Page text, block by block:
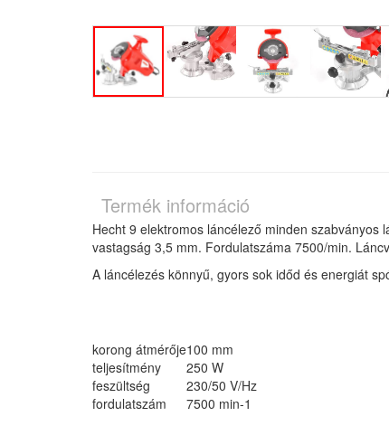
Termék információ
Hecht 9 elektromos láncélező minden
vastagság 3,5 mm. Fordulatszáma 7500/min.
A láncélezés könnyű, gyors sok időd és energiát
korong átmérője100 mm
teljesítmény
250 W
feszültség
230/50 V/Hz
fordulatszám
7500 min-1